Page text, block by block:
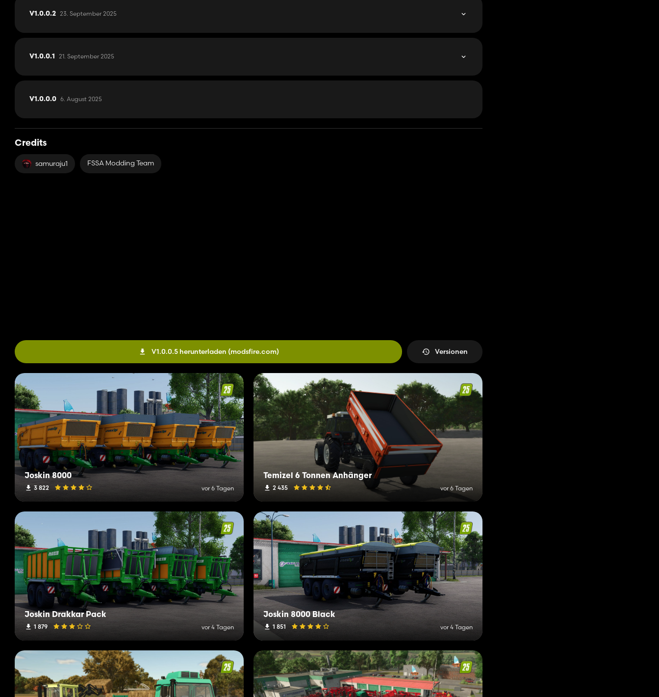
V1.0.0.2 23. September 2025
V1.0.0.1 21. September 2025
V1.0.0.0 6. August 2025
Credits
samuraju1 FSSA Modding Team
V1.0.0.5 herunterladen (modsfire.com) Versionen
Joskin 8000
3 822 vor 6 Tagen
Temizel 6 Tonnen Anhänger
2 435 vor 6 Tagen
Joskin Drakkar Pack
1 879 vor 4 Tagen
Joskin 8000 Black
1 851 vor 4 Tagen